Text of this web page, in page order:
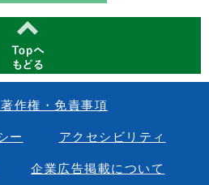
作権・免責事項
ー アクセシビリティ
企業広告掲載について